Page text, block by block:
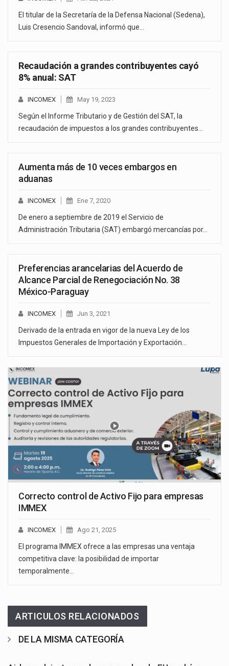
El titular de la Secretaría de la Defensa Nacional (Sedena),
Luis Cresencio Sandoval, informó que…
Recaudación a grandes contribuyentes cayó
8% anual: SAT
INCOMEX May 19, 2023
Según el Informe Tributario y de Gestión del SAT, la
recaudación de impuestos a los grandes contribuyentes…
Aumenta más de 10 veces embargos en
aduanas
INCOMEX Ene 7, 2020
De enero a septiembre de 2019 el Servicio de
Administración Tributaria (SAT) embargó mercancías por…
Preferencias arancelarias del Acuerdo de
Alcance Parcial de Renegociación No. 38
México-Paraguay
INCOMEX Jun 3, 2021
Derivado de la entrada en vigor de la nueva Ley de los
Impuestos Generales de Importación y Exportación…
Correcto control de Activo Fijo para empresas
IMMEX
INCOMEX Ago 21, 2025
El programa IMMEX ofrece a las empresas una ventaja
competitiva clave: la posibilidad de importar
temporalmente…
ARTICULOS RELACIONADOS
DE LA MISMA CATEGORÍA